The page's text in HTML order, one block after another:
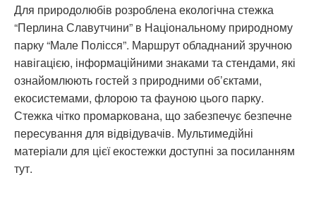
Для природолюбів розроблена екологічна стежка
“Перлина Славутчини” в Національному природному
парку “Мале Полісся”. Маршрут обладнаний зручною
навігацією, інформаційними знаками та стендами, які
ознайомлюють гостей з природними об’єктами,
екосистемами, флорою та фауною цього парку.
Стежка чітко промаркована, що забезпечує безпечне
пересування для відвідувачів. Мультимедійні
матеріали для цієї екостежки доступні за посиланням
тут.